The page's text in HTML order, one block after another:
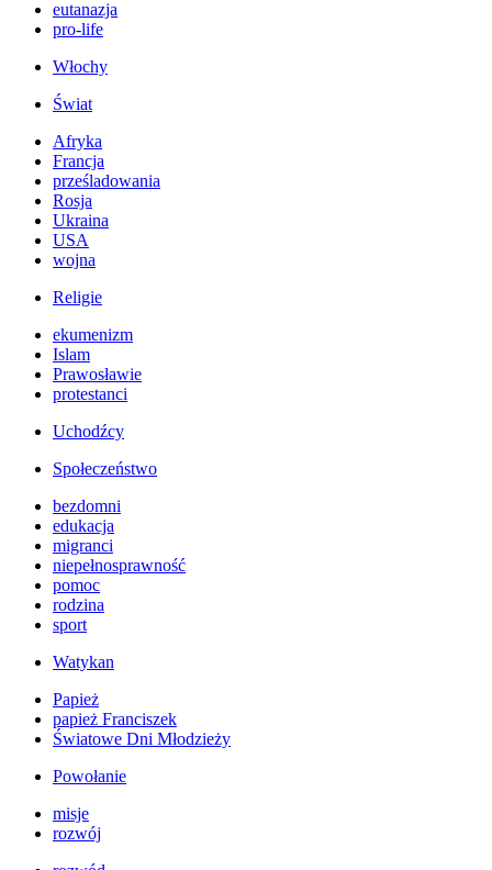
eutanazja
pro-life
Włochy
Świat
Afryka
Francja
prześladowania
Rosja
Ukraina
USA
wojna
Religie
ekumenizm
Islam
Prawosławie
protestanci
Uchodźcy
Społeczeństwo
bezdomni
edukacja
migranci
niepełnosprawność
pomoc
rodzina
sport
Watykan
Papież
papież Franciszek
Światowe Dni Młodzieży
Powołanie
misje
rozwój